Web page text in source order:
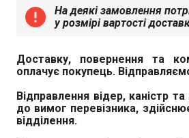
error
На деякі замовлення
у розмірі вартості
Доставку, повернення та
оплачує покупець.
Відправлення відер, каністр
до вимог перевізника,
відділення.